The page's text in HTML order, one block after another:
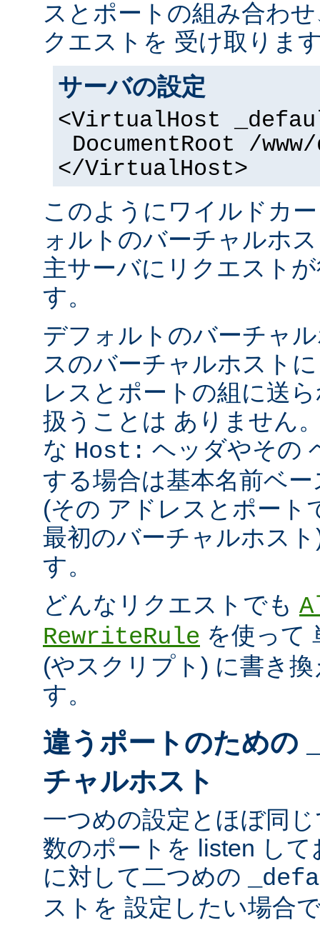
スとポートの組み合わ
クエストを 受け取りま
サーバの設定
<VirtualHost
DocumentRoot /
</VirtualHost>
このようにワイルドカ
ォルトのバーチャルホ
主サーバにリクエスト
す。
デフォルトのバーチャ
スのバーチャルホスト
レスとポートの組に送
扱うことは ありません
な Host: ヘッダやその
する場合は基本名前ベ
(その アドレスとポート
最初のバーチャルホス
す。
どんなリクエストでも
RewriteRule を使って
(やスクリプト) に書き
す。
違うポートのための
チャルホスト
一つめの設定とほぼ同
数のポートを listen し
に対して二つめの
ストを 設定したい場合